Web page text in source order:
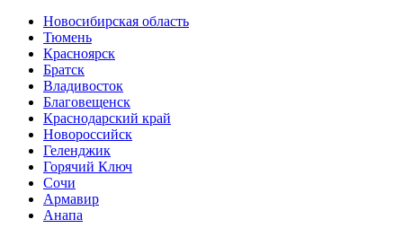
Новосибирская область
Тюмень
Красноярск
Братск
Владивосток
Благовещенск
Краснодарский край
Новороссийск
Геленджик
Горячий Ключ
Сочи
Армавир
Анапа